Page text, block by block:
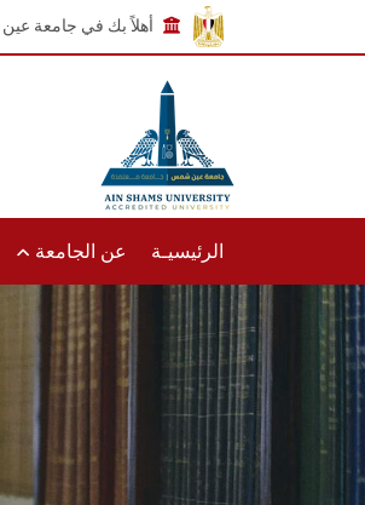
أهلاً بك في جامعة
الرئيسيـة عن الجامعة